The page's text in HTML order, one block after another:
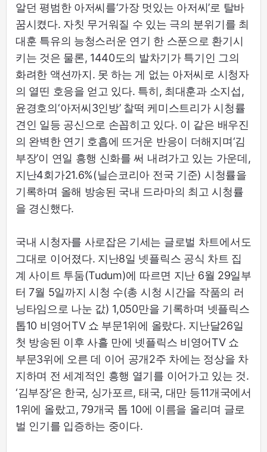
알던 평범한 아저씨를‘가장 멋있는 아저씨’로 탈바
꿈시켰다. 자칫 무거워질 수 있는 극의 분위기를 최
대훈 특유의 능청스러운 연기 한 스푼으로 환기시
키는 것은 물론, 1440도의 발차기가 특기인 그의
화려한 액션까지. 못 하는 게 없는 아저씨로 시청자
의 열띤 호응을 얻고 있다. 특히, 최대훈과 소지섭,
윤경호의‘아저씨3인방’ 찰떡 케미스트리가 시청률
견인 일등 공신으로 손꼽히고 있다. 이 같은 배우진
의 완벽한 연기 호흡에 뜨거운 반응이 더해지며‘김
부장’이 연일 흥행 신화를 써 내려가고 있는 가운데,
지난4회가21.6%(닐슨코리아 전국 기준) 시청률을
기록하며 올해 방송된 국내 드라마의 최고 시청률
을 경신했다.
국내 시청자를 사로잡은 기세는 글로벌 차트에서도
그대로 이어졌다. 지난8일 넷플릭스 공식 차트 집
계 사이트 투둠(Tudum)에 따르면 지난 6월 29일부
터 7월 5일까지 시청 수(총 시청 시간을 작품의 러
닝타임으로 나눈 값) 1,050만을 기록하며 넷플릭스
톱10 비영어TV 쇼 부문1위에 올랐다. 지난달26일
첫 방송된 이후 사흘 만에 넷플릭스 비영어TV 쇼
부문3위에 오른 데 이어 공개2주 차에는 정상을 차
지하며 전 세계적인 흥행 열기를 이어가고 있는 것.
‘김부장’은 한국, 싱가포르, 태국, 대만 등11개국에서
1위에 올랐고, 79개국 톱 10에 이름을 올리며 글로
벌 인기를 입증하는 중이다.